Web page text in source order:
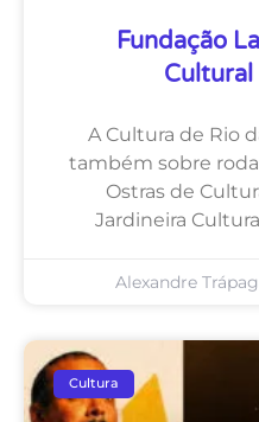
Fundação
A Cultura de Rio
também sobre
Ostras de
Jardineira
Alexandre
Cultura